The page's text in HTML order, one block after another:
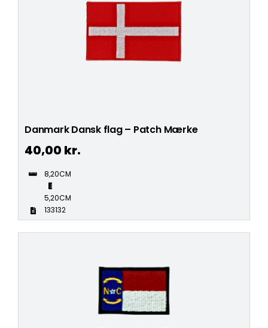
Danmark Dansk flag – Patch Mærke
40,00 kr.
8,20CM
5,20CM
133132